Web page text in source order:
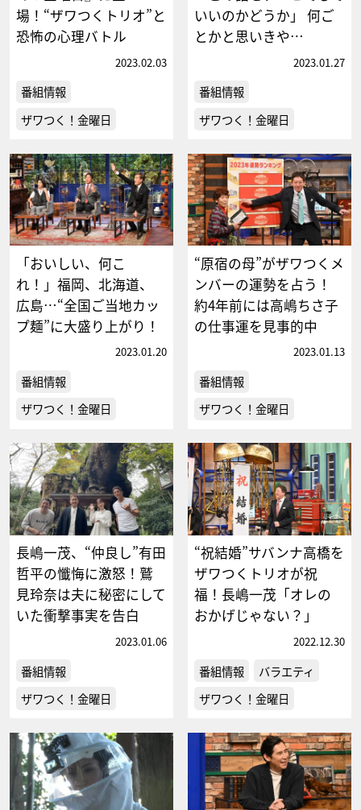
場！“ザワつくトリオ”と
恐怖の心理バトル
2023.02.03
番組情報
ザワつく！金曜日
いいのかどうか」 何ご
とかと思いきや…
2023.01.27
番組情報
ザワつく！金曜日
「おいしい、何こ
れ！」福岡、北海道、
広島…“全国ご当地カッ
プ麺”に大盛り上がり！
2023.01.20
番組情報
ザワつく！金曜日
“原宿の母”がザワつくメ
ンバーの運勢を占う！
約4年前には高嶋ちさ子
の仕事運を見事的中
2023.01.13
番組情報
ザワつく！金曜日
長嶋一茂、“仲良し”有田
哲平の懺悔に激怒！鷲
見玲奈は夫に秘密にして
いた衝撃事実を告白
2023.01.06
番組情報
ザワつく！金曜日
“祝結婚”サバンナ高橋を
ザワつくトリオが祝
福！長嶋一茂「オレの
おかげじゃない？」
2022.12.30
番組情報
バラエティ
ザワつく！金曜日